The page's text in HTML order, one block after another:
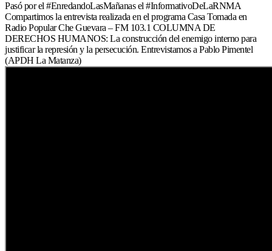
Pasó por el #EnredandoLasMañanas el #InformativoDeLaRNMA
Compartimos la entrevista realizada en el programa Casa Tomada en
Radio Popular Che Guevara – FM 103.1 COLUMNA DE
DERECHOS HUMANOS: La construcción del enemigo interno para
justificar la represión y la persecución. Entrevistamos a Pablo Pimentel
(APDH La Matanza)